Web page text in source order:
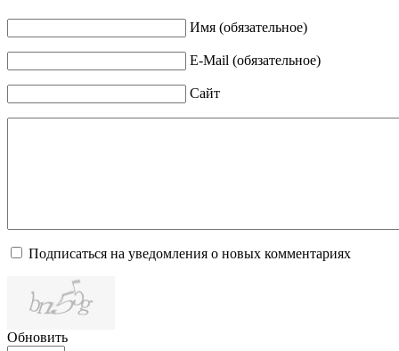
Имя (обязательное)
E-Mail (обязательное)
Сайт
Подписаться на уведомления о новых комментариях
Обновить